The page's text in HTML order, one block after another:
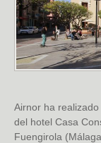
Airnor ha
del hotel Casa
Fuengirola